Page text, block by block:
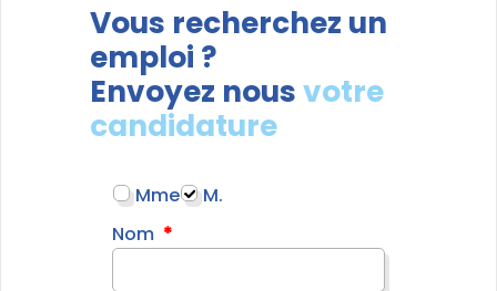
Vous recherchez un
emploi ?
Envoyez nousvotre
candidature
Mme
M.
Nom